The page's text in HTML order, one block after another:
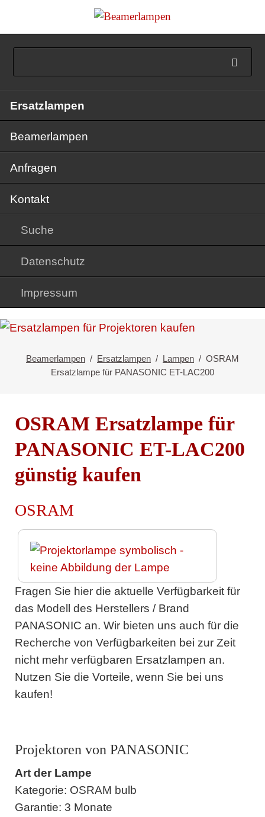
überspringen
Ersatzlampen
Beamerlampen
Anfragen
Kontakt
Suche
Datenschutz
Impressum
Beamerlampen Ersatzlampen Lampen
OSRAM
Ersatzlampe für PANASONIC ET-LAC200
OSRAM Ersatzlampe für
PANASONIC ET-LAC200
günstig kaufen
OSRAM
Fragen Sie hier die aktuelle Verfügbarkeit für
das Modell des Herstellers / Brand
PANASONIC an. Wir bieten uns auch für die
Recherche von Verfügbarkeiten bei zur Zeit
nicht mehr verfügbaren Ersatzlampen an.
Nutzen Sie die Vorteile, wenn Sie bei uns
kaufen!
Projektoren von PANASONIC
Art der Lampe
Kategorie: OSRAM bulb
Garantie: 3 Monate